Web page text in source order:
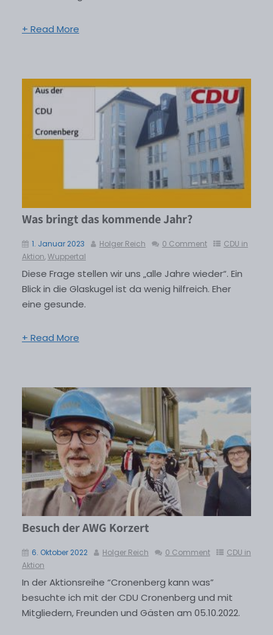
+ Read More
Was bringt das kommende Jahr?
1. Januar 2023 Holger Reich 0 Comment
CDU in
Aktion,Wuppertal
Diese Frage stellen wir uns „alle Jahre wieder“. Ein
Blick in die Glaskugel ist da wenig hilfreich. Eher
eine gesunde.
+ Read More
Besuch der AWG Korzert
6. Oktober 2022 Holger Reich 0 Comment
CDU in
Aktion
In der Aktionsreihe “Cronenberg kann was”
besuchte ich mit der CDU Cronenberg und mit
Mitgliedern, Freunden und Gästen am 05.10.2022.